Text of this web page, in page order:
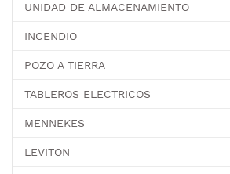
UNIDAD DE ALMACENAMIENTO
INCENDIO
POZO A TIERRA
TABLEROS ELECTRICOS
MENNEKES
LEVITON